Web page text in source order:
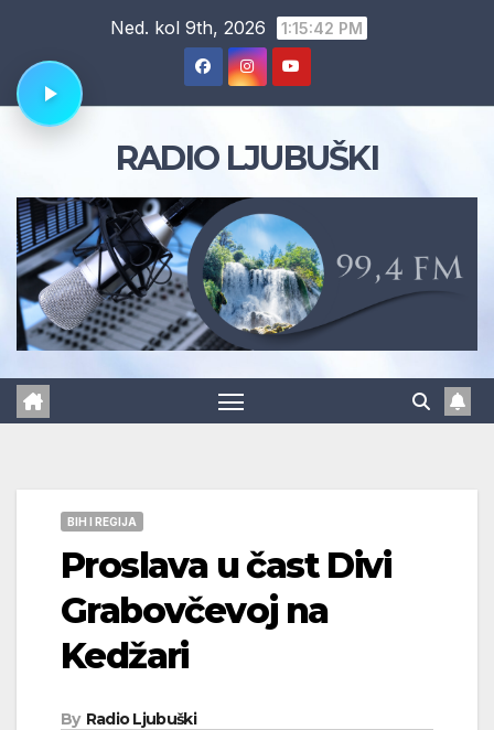
content
Ned. kol 9th, 2026 1:15:43 PM
RADIO LJUBUŠKI
BIH I REGIJA
Proslava u čast Divi
Grabovčevoj na
Kedžari
By Radio Ljubuški